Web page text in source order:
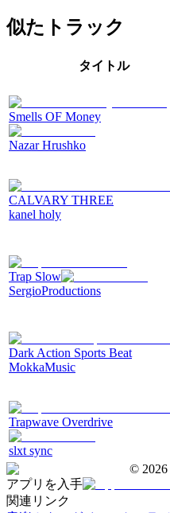
似たトラック
タイトル
Smells OF Money
Nazar Hrushko
CALVARY THREE
kanel holy
Trap Slow
SergioProductions
Dark Action Sports Beat
MokkaMusic
Trapwave Overdrive
slxt sync
© 2026
アプリを入手
関連リンク